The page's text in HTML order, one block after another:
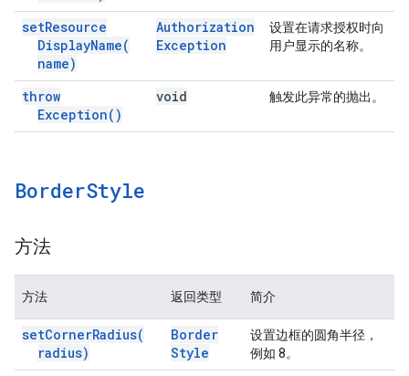
setResource
DisplayName(
name)
Authorization
Exception
设置在请求授权时向
用户显示的名称。
throw
Exception( )
void 触发此异常的抛出。
BorderStyle
方法
方法 返回类型 简介
setCornerRadius(
radius)
Border
Style
设置边框的圆角半径，
例如 8。